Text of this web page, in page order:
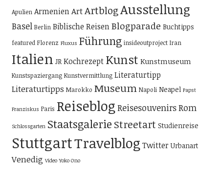
Apulien ArmenienArtArtblogAusstellung
Basel Berlin Biblische ReisenBlogparade Buchtipps
featured Florenz Fluxus Führung insideoutproject Iran
Italien JR Kochrezept Kunst Kunstmuseum
Kunstspaziergang Kunstvermittlung Literaturtipp
Literaturtipps Marokko Museum Napoli Neapel Papst
Franziskus Paris Reiseblog ReisesouvenirsRom
Schlossgarten Staatsgalerie Streetart Studienreise
StuttgartTravelblog Twitter Urbanart
Venedig Video Yoko Ono